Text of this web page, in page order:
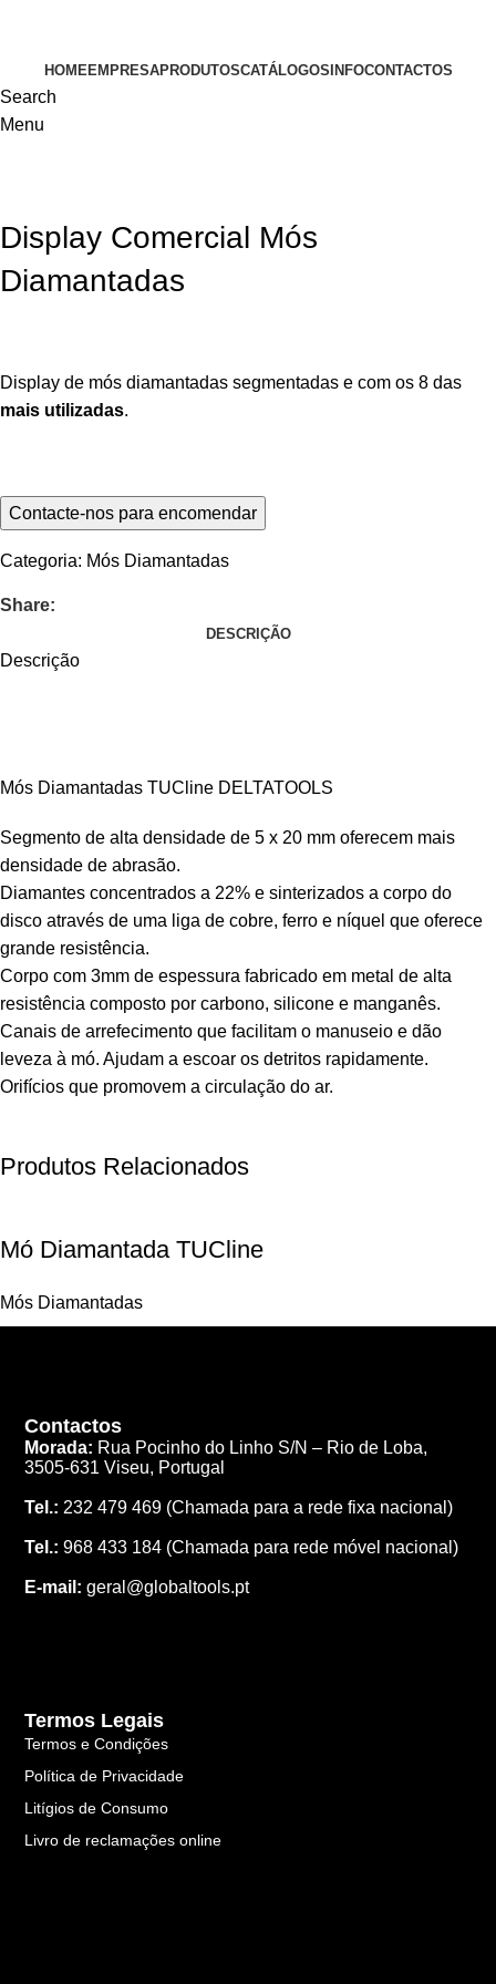
HOMEEMPRESAPRODUTOSCATÁLOGOS INFOCONTACTOS
Search
Menu
Display Comercial Mós
Diamantadas
Display de mós diamantadas segmentadas e com os 8 das
mais utilizadas.
Categoria: Mós Diamantadas
Share:
DESCRIÇÃO
Descrição
Mós Diamantadas TUCline DELTATOOLS
Segmento de alta densidade de 5 x 20 mm oferecem mais
densidade de abrasão.
Diamantes concentrados a 22% e sinterizados a corpo do
disco através de uma liga de cobre, ferro e níquel que oferece
grande resistência.
Corpo com 3mm de espessura fabricado em metal de alta
resistência composto por carbono, silicone e manganês.
Canais de arrefecimento que facilitam o manuseio e dão
leveza à mó. Ajudam a escoar os detritos rapidamente.
Orifícios que promovem a circulação do ar.
Produtos Relacionados
Mó Diamantada TUCline
Mós Diamantadas
Contactos
Morada: Rua Pocinho do Linho S/N – Rio de Loba,
3505-631 Viseu, Portugal
Tel.: 232 479 469 (Chamada para a rede fixa nacional)
Tel.: 968 433 184 (Chamada para rede móvel nacional)
E-mail: geral@globaltools.pt
Termos Legais
Termos e Condições
Política de Privacidade
Litígios de Consumo
Livro de reclamações online